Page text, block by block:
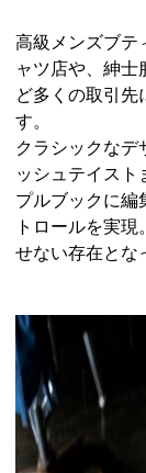
高級メンズブテ
ャツ店や、紳士
ど多くの取引先
す。
クラシックなデ
ッシュテイスト
プルブックに編
トロールを実
せない存在とな